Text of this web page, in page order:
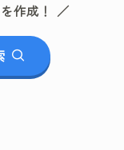
作成！ ／